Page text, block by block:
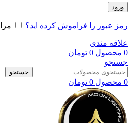
ورود
رمز عبور را فراموش کرده اید؟
علاقه مندی
0 محصول 0 تومان
جستجو
جستجو
0 محصول 0 تومان